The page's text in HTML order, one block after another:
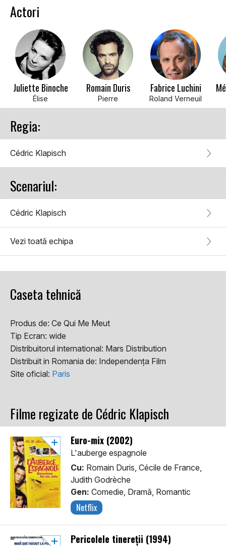
Actori
Juliette Binoche
Élise
Romain Duris
Pierre
Fabrice Luchini
Roland Verneuil
Regia:
Cédric Klapisch
Scenariul:
Cédric Klapisch
Vezi toată echipa
Caseta tehnică
Produs de: Ce Qui Me Meut
Tip Ecran: wide
Distribuitorul international: Mars Distribution
Distribuit in Romania de: Independența Film
Site oficial: Paris
Filme regizate de Cédric Klapisch
Euro-mix (2002)
L'auberge espagnole
Cu: Romain Duris, Cécile de France,
Judith Godrèche
Gen: Comedie, Dramă, Romantic
Netflix
Pericolele tinereții (1994)